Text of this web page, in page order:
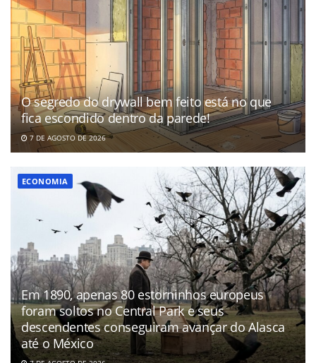
O segredo do drywall bem feito está no que
fica escondido dentro da parede!
7 DE AGOSTO DE 2026
ECONOMIA
Em 1890, apenas 80 estorninhos europeus
foram soltos no Central Park e seus
descendentes conseguiram avançar do Alasca
até o México